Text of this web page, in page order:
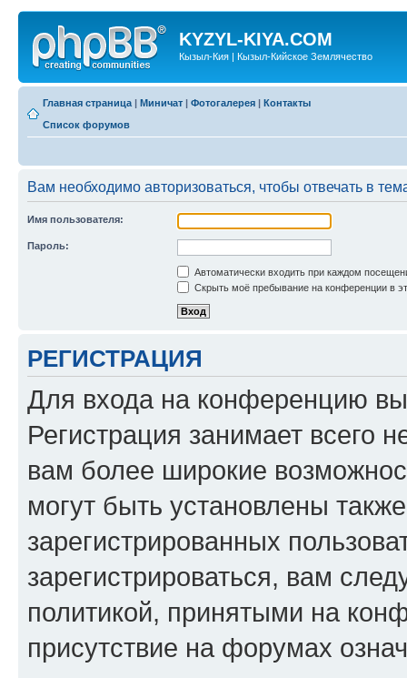
KYZYL-KIYA.COM
Кызыл-Кия | Кызыл-Кийское Землячество
Главная страница | Миничат | Фотогалерея | Контакты
Список форумов
Вам необходимо авторизоваться, чтобы отвечать в
Имя пользователя:
Пароль:
Автоматически входить при каждом
Скрыть моё пребывание на конференции в
РЕГИСТРАЦИЯ
Для входа на конференцию
Регистрация занимает всего
вам более широкие
могут быть установлены
зарегистрированных
зарегистрироваться, вам
политикой, принятыми на
присутствие на форумах